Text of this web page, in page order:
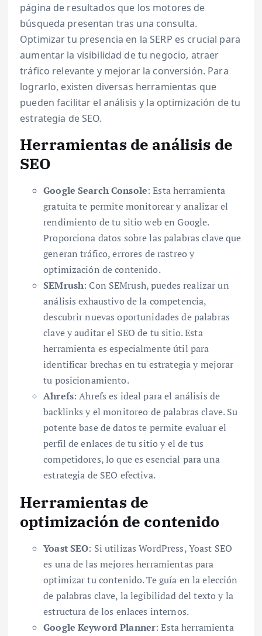
página de resultados que los motores de
búsqueda presentan tras una consulta.
Optimizar tu presencia en la SERP es crucial para
aumentar la visibilidad de tu negocio, atraer
tráfico relevante y mejorar la conversión. Para
lograrlo, existen diversas herramientas que
pueden facilitar el análisis y la optimización de tu
estrategia de SEO.
Herramientas de análisis de
SEO
Google Search Console: Esta herramienta
gratuita te permite monitorear y analizar el
rendimiento de tu sitio web en Google.
Proporciona datos sobre las palabras clave que
generan tráfico, errores de rastreo y
optimización de contenido.
SEMrush: Con SEMrush, puedes realizar un
análisis exhaustivo de la competencia,
descubrir nuevas oportunidades de palabras
clave y auditar el SEO de tu sitio. Esta
herramienta es especialmente útil para
identificar brechas en tu estrategia y mejorar
tu posicionamiento.
Ahrefs: Ahrefs es ideal para el análisis de
backlinks y el monitoreo de palabras clave. Su
potente base de datos te permite evaluar el
perfil de enlaces de tu sitio y el de tus
competidores, lo que es esencial para una
estrategia de SEO efectiva.
Herramientas de
optimización de contenido
Yoast SEO: Si utilizas WordPress, Yoast SEO
es una de las mejores herramientas para
optimizar tu contenido. Te guía en la elección
de palabras clave, la legibilidad del texto y la
estructura de los enlaces internos.
Google Keyword Planner: Esta herramienta